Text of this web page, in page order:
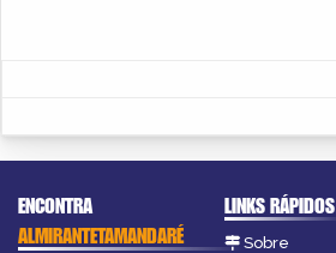
ENCONTRA
ALMIRANTETAMANDARÉ
LINKS RÁPIDOS
Sobre